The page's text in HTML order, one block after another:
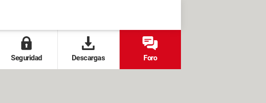
Seguridad Descargas Foro